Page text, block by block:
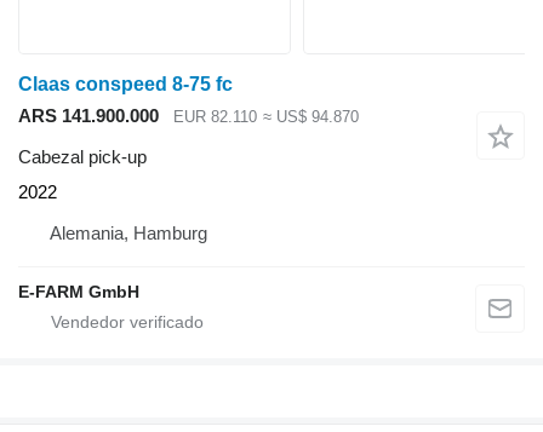
Claas conspeed 8-75 fc
ARS 141.900.000
EUR 82.110 ≈ US$ 94.870
Cabezal pick-up
2022
Alemania, Hamburg
E-FARM GmbH